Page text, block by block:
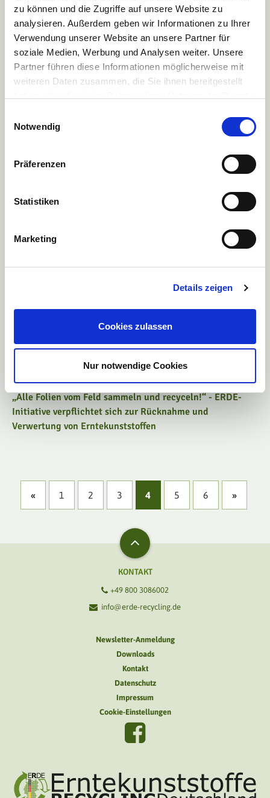
zu können und die Zugriffe auf unsere Website zu
analysieren. Außerdem geben wir Informationen zu Ihrer
Verwendung unserer Website an unsere Partner für
soziale Medien, Werbung und Analysen weiter. Unsere
Partner führen diese Informationen möglicherweise mit
weiteren Daten zusammen, die Sie ihnen bereitgestellt
Mehr Informationen finden Sie in unserer
Notwendig
Präferenzen
Statistiken
Marketing
Details zeigen
Cookies zulassen
Nur notwendige Cookies
15.01.2020
Weitere Teilnehmer der Initiative ERDE (WKI Tegafol Sp.)
01.01.2020
Wir von ERDE-Recycling sind für Sie da!
Weitere Teilnehmer der Initiative ERDE
04.12.2019
von Walter Peters
Initiative ERDE für 2020 mit Pilotprojekt für Spargelfolien
Agrarfoliensammlung ERDE mit ehrgeizigem Plan
Ein weiterer Teilnehmer kommt hinzu
27.06.2019
„Alle Folien vom Feld sammeln und recyceln!“ - ERDE-
Initiative verpflichtet sich zur Rücknahme und
Verwertung von Erntekunststoffen
« 1 2 3 4 5 6 »
KONTAKT
+49 800 3086002
info@erde-recycling.de
Newsletter-Anmeldung
Downloads
Kontakt
Datenschutz
Impressum
Cookie-Einstellungen